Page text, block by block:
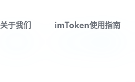
关于我们 imToken使用指南